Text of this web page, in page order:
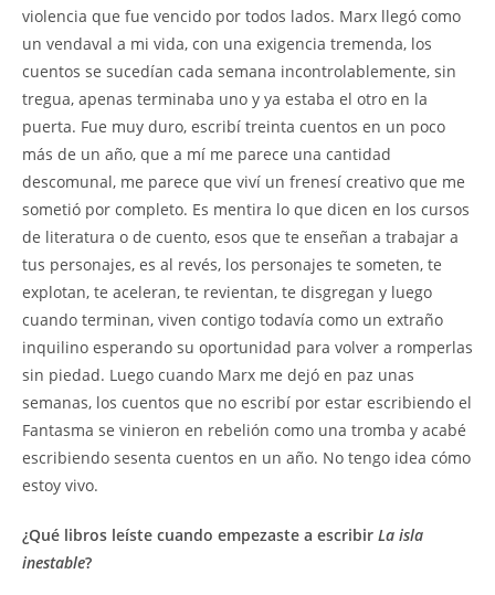
violencia que fue vencido por todos lados. Marx llegó como
un vendaval a mi vida, con una exigencia tremenda, los
cuentos se sucedían cada semana incontrolablemente, sin
tregua, apenas terminaba uno y ya estaba el otro en la
puerta. Fue muy duro, escribí treinta cuentos en un poco
más de un año, que a mí me parece una cantidad
descomunal, me parece que viví un frenesí creativo que me
sometió por completo. Es mentira lo que dicen en los cursos
de literatura o de cuento, esos que te enseñan a trabajar a
tus personajes, es al revés, los personajes te someten, te
explotan, te aceleran, te revientan, te disgregan y luego
cuando terminan, viven contigo todavía como un extraño
inquilino esperando su oportunidad para volver a romperlas
sin piedad. Luego cuando Marx me dejó en paz unas
semanas, los cuentos que no escribí por estar escribiendo el
Fantasma se vinieron en rebelión como una tromba y acabé
escribiendo sesenta cuentos en un año. No tengo idea cómo
estoy vivo.
¿Qué libros leíste cuando empezaste a escribir La isla
inestable?